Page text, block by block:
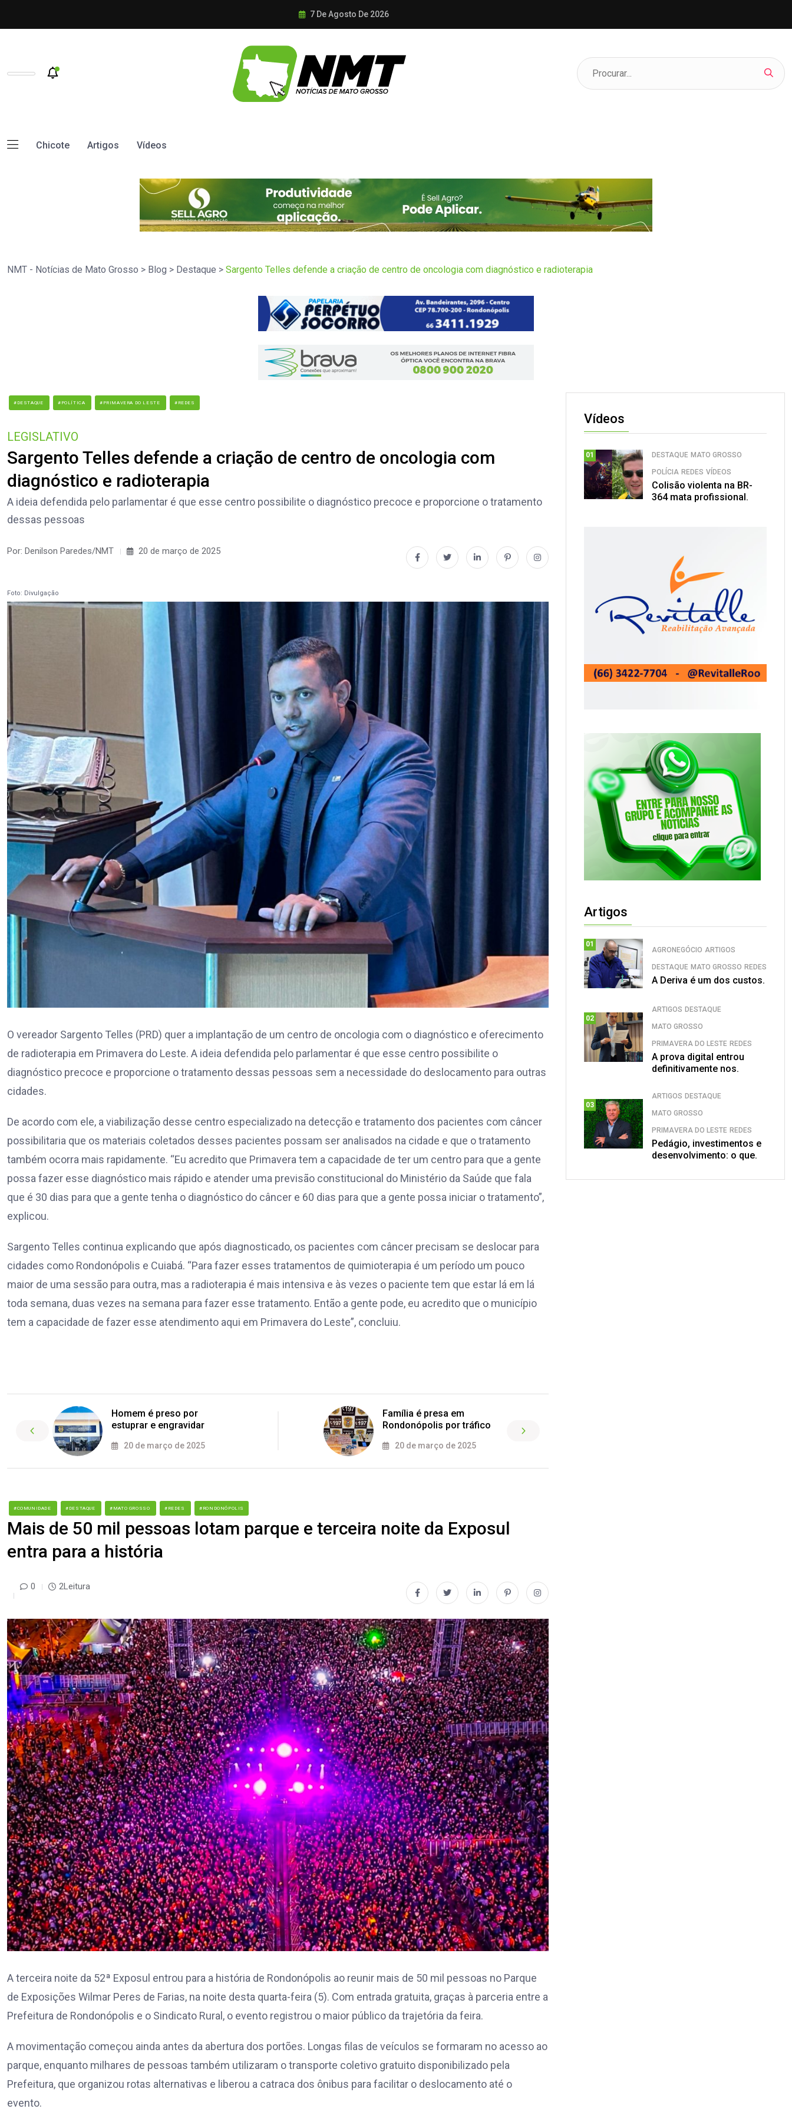
7 De Agosto De 2026
Chicote Artigos Vídeos
NMT - Notícias de Mato Grosso > Blog > Destaque > Sargento Telles defende a criação de centro de oncologia com diagnóstico e radioterapia
#DESTAQUE #POLÍTICA #PRIMAVERA DO LESTE #REDES
LEGISLATIVO
Sargento Telles defende a criação de centro de oncologia com
diagnóstico e radioterapia
A ideia defendida pelo parlamentar é que esse centro possibilite o diagnóstico precoce e proporcione o tratamento
dessas pessoas
Por: Denilson Paredes/NMT 20 de março de 2025
Foto: Divulgação
O vereador Sargento Telles (PRD) quer a implantação de um centro de oncologia com o diagnóstico e oferecimento
de radioterapia em Primavera do Leste. A ideia defendida pelo parlamentar é que esse centro possibilite o
diagnóstico precoce e proporcione o tratamento dessas pessoas sem a necessidade do deslocamento para outras
cidades.
De acordo com ele, a viabilização desse centro especializado na detecção e tratamento dos pacientes com câncer
possibilitaria que os materiais coletados desses pacientes possam ser analisados na cidade e que o tratamento
também ocorra mais rapidamente. “Eu acredito que Primavera tem a capacidade de ter um centro para que a gente
possa fazer esse diagnóstico mais rápido e atender uma previsão constitucional do Ministério da Saúde que fala
que é 30 dias para que a gente tenha o diagnóstico do câncer e 60 dias para que a gente possa iniciar o tratamento”,
explicou.
Sargento Telles continua explicando que após diagnosticado, os pacientes com câncer precisam se deslocar para
cidades como Rondonópolis e Cuiabá. “Para fazer esses tratamentos de quimioterapia é um período um pouco
maior de uma sessão para outra, mas a radioterapia é mais intensiva e às vezes o paciente tem que estar lá em lá
toda semana, duas vezes na semana para fazer esse tratamento. Então a gente pode, eu acredito que o município
tem a capacidade de fazer esse atendimento aqui em Primavera do Leste”, concluiu.
Homem é preso por
estuprar e engravidar
20 de março de 2025
Família é presa em
Rondonópolis por tráfico
20 de março de 2025
#COMUNIDADE #DESTAQUE #MATO GROSSO #REDES #RONDONÓPOLIS
Mais de 50 mil pessoas lotam parque e terceira noite da Exposul
entra para a história
0 2Leitura
A terceira noite da 52ª Exposul entrou para a história de Rondonópolis ao reunir mais de 50 mil pessoas no Parque
de Exposições Wilmar Peres de Farias, na noite desta quarta-feira (5). Com entrada gratuita, graças à parceria entre a
Prefeitura de Rondonópolis e o Sindicato Rural, o evento registrou o maior público da trajetória da feira.
A movimentação começou ainda antes da abertura dos portões. Longas filas de veículos se formaram no acesso ao
parque, enquanto milhares de pessoas também utilizaram o transporte coletivo gratuito disponibilizado pela
Prefeitura, que organizou rotas alternativas e liberou a catraca dos ônibus para facilitar o deslocamento até o
evento.
Vídeos
01 DESTAQUE MATO GROSSO
POLÍCIA REDES VÍDEOS
Colisão violenta na BR-
364 mata profissional.
Artigos
01
AGRONEGÓCIO ARTIGOS
DESTAQUE MATO GROSSO REDES
A Deriva é um dos custos.
02
ARTIGOS DESTAQUE
MATO GROSSO
PRIMAVERA DO LESTE REDES
A prova digital entrou
definitivamente nos.
03
ARTIGOS DESTAQUE
MATO GROSSO
PRIMAVERA DO LESTE REDES
Pedágio, investimentos e
desenvolvimento: o que.